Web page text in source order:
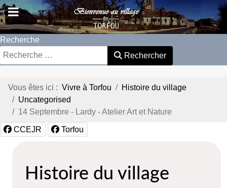
Recherche
Rechercher
Vous êtes ici : Vivre à Torfou
Histoire du village
Uncategorised
14 Septembre - Lardy - Atelier Art et Nature
CCEJR Torfou
Histoire du village